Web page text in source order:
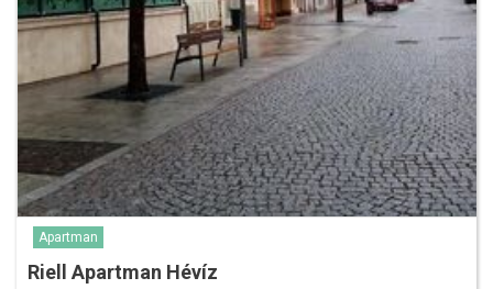
Apartman
Riell Apartman Hévíz